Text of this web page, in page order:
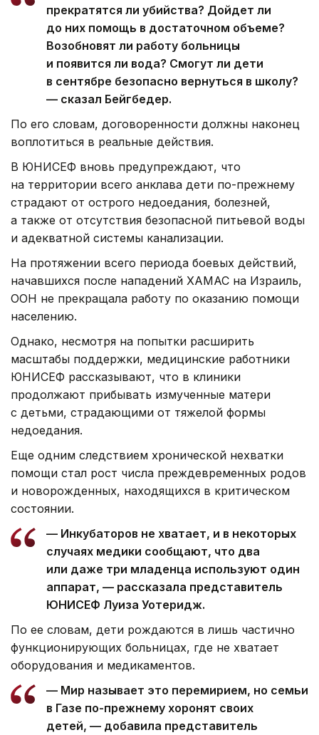
прекратятся ли убийства? Дойдет ли
до них помощь в достаточном объеме?
Возобновят ли работу больницы
и появится ли вода? Смогут ли дети
в сентябре безопасно вернуться в школу?
— сказал Бейгбедер.
По его словам, договоренности должны наконец
воплотиться в реальные действия.
В ЮНИСЕФ вновь предупреждают, что
на территории всего анклава дети по-прежнему
страдают от острого недоедания, болезней,
а также от отсутствия безопасной питьевой воды
и адекватной системы канализации.
На протяжении всего периода боевых действий,
начавшихся после нападений ХАМАС на Израиль,
ООН не прекращала работу по оказанию помощи
населению.
Однако, несмотря на попытки расширить
масштабы поддержки, медицинские работники
ЮНИСЕФ рассказывают, что в клиники
продолжают прибывать измученные матери
с детьми, страдающими от тяжелой формы
недоедания.
Еще одним следствием хронической нехватки
помощи стал рост числа преждевременных родов
и новорожденных, находящихся в критическом
состоянии.
— Инкубаторов не хватает, и в некоторых
случаях медики сообщают, что два
или даже три младенца используют один
аппарат, — рассказала представитель
ЮНИСЕФ Луиза Уотеридж.
По ее словам, дети рождаются в лишь частично
функционирующих больницах, где не хватает
оборудования и медикаментов.
— Мир называет это перемирием, но семьи
в Газе по-прежнему хоронят своих
детей, — добавила представитель